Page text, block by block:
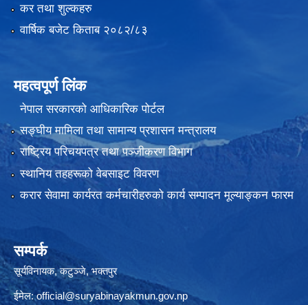
कर तथा शुल्कहरु
वार्षिक बजेट किताब २०८२/८३
महत्वपूर्ण लिंक
नेपाल सरकारको आधिकारिक पोर्टल
सङ्‍घीय मामिला तथा सामान्य प्रशासन मन्त्रालय
राष्ट्रिय परिचयपत्र तथा पञ्जीकरण विभाग
स्थानिय तहहरूको वेबसाइट विवरण
करार सेवामा कार्यरत कर्मचारीहरुको कार्य सम्पादन मूल्याङ्कन फारम
सम्पर्क
सूर्यविनायक, कटुञ्जे, भक्तपुर
ईमेल:official@suryabinayakmun.gov.np